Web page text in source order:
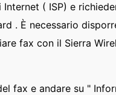
( ISP) e
. È necessario
fax con il Sierra
fax e andare su "